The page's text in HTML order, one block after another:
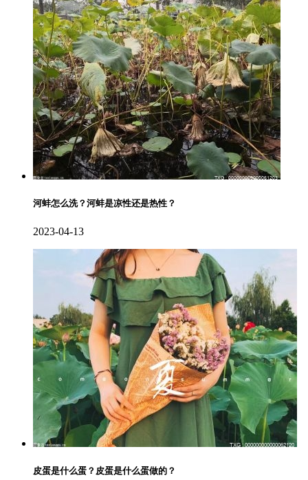
河蚌怎么洗？河蚌是凉性还是热性？
2023-04-13
皮蛋是什么蛋？皮蛋是什么蛋做的？